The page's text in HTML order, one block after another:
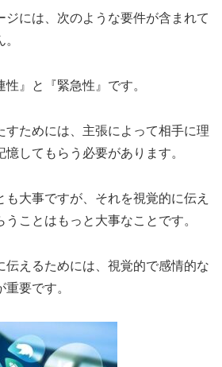
ジには、次のような要件が含まれて
』と『緊急性』です。
すためには、主張によって相手に理
してもらう必要があります。
大事ですが、それを視覚的に伝え
ことはもっと大事なことです。
伝えるためには、視覚的で感情的な
要です。